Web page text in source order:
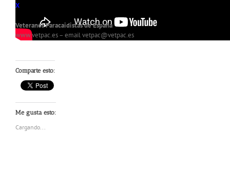
X
Veteranos Paracaidistas de España
www.vetpac.es – email vetpac@vetpac.es
Comparte esto:
Me gusta esto:
Cargando...